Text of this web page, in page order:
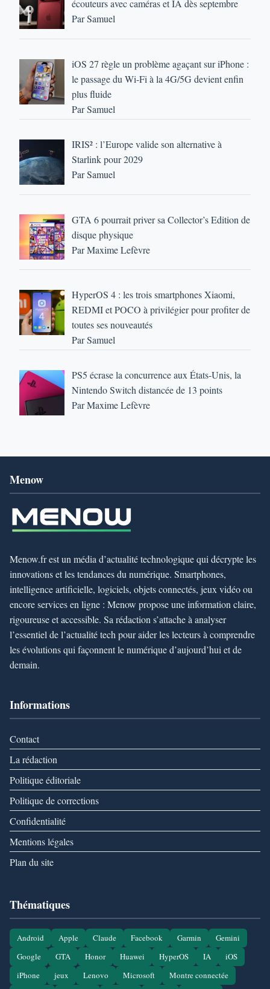
écouteurs avec caméras et IA dès septembre
Par Samuel
iOS 27 règle un problème agaçant sur iPhone :
le passage du Wi-Fi à la 4G/5G devient enfin
plus fluide
Par Samuel
IRIS² : l’Europe valide son alternative à
Starlink pour 2029
Par Samuel
GTA 6 pourrait priver sa Collector’s Edition de
disque physique
Par Maxime Lefèvre
HyperOS 4 : les trois smartphones Xiaomi,
REDMI et POCO à privilégier pour profiter de
toutes ses nouveautés
Par Samuel
PS5 écrase la concurrence aux États-Unis, la
Nintendo Switch distancée de 13 points
Par Maxime Lefèvre
Menow
Menow.fr est un média d’actualité technologique qui décrypte les
innovations et les tendances du numérique. Smartphones,
intelligence artificielle, logiciels, objets connectés, jeux vidéo ou
encore services en ligne : Menow propose une information claire,
rigoureuse et accessible. Sa rédaction s’attache à analyser
l’essentiel de l’actualité tech pour aider les lecteurs à comprendre
les évolutions qui façonnent le numérique d’aujourd’hui et de
demain.
Informations
Contact
La rédaction
Politique éditoriale
Politique de corrections
Confidentialité
Mentions légales
Plan du site
Thématiques
Android Apple Claude Facebook Garmin
Gemini
Google
GTA Honor Huawei HyperOS IA
iOS
iPhone
jeux Lenovo Microsoft
Montre connectée